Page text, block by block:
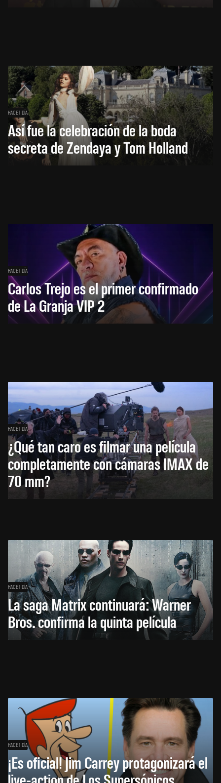
HACE 1 DÍA
Así fue la celebración de la boda
secreta de Zendaya y Tom Holland
HACE 1 DÍA
Carlos Trejo es el primer confirmado
de La Granja VIP 2
HACE 1 DÍA
¿Qué tan caro es filmar una película
completamente con cámaras IMAX de
70 mm?
HACE 1 DÍA
La saga Matrix continuará: Warner
Bros. confirma la quinta película
HACE 1 DÍA
¡Es oficial! Jim Carrey protagonizará el